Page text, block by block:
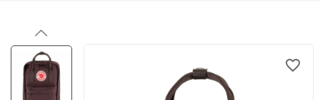
favorite_border